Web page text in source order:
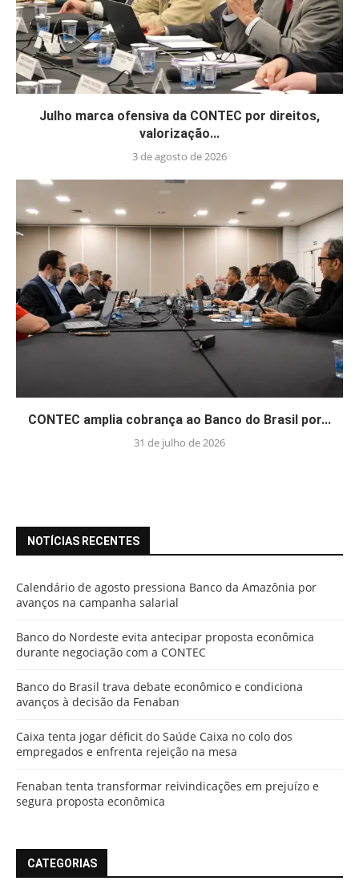
Julho marca ofensiva da CONTEC por direitos,
valorização...
3 de agosto de 2026
CONTEC amplia cobrança ao Banco do Brasil por...
31 de julho de 2026
NOTÍCIAS RECENTES
Calendário de agosto pressiona Banco da Amazônia por
avanços na campanha salarial
Banco do Nordeste evita antecipar proposta econômica
durante negociação com a CONTEC
Banco do Brasil trava debate econômico e condiciona
avanços à decisão da Fenaban
Caixa tenta jogar déficit do Saúde Caixa no colo dos
empregados e enfrenta rejeição na mesa
Fenaban tenta transformar reivindicações em prejuízo e
segura proposta econômica
CATEGORIAS